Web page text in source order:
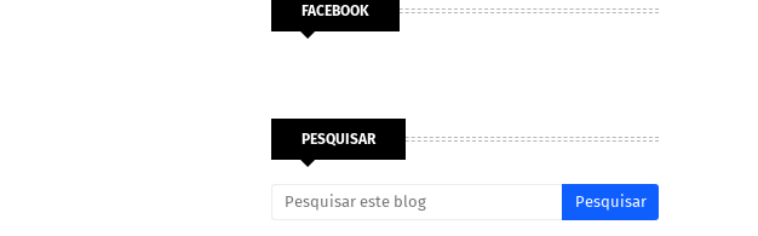
FACEBOOK
PESQUISAR